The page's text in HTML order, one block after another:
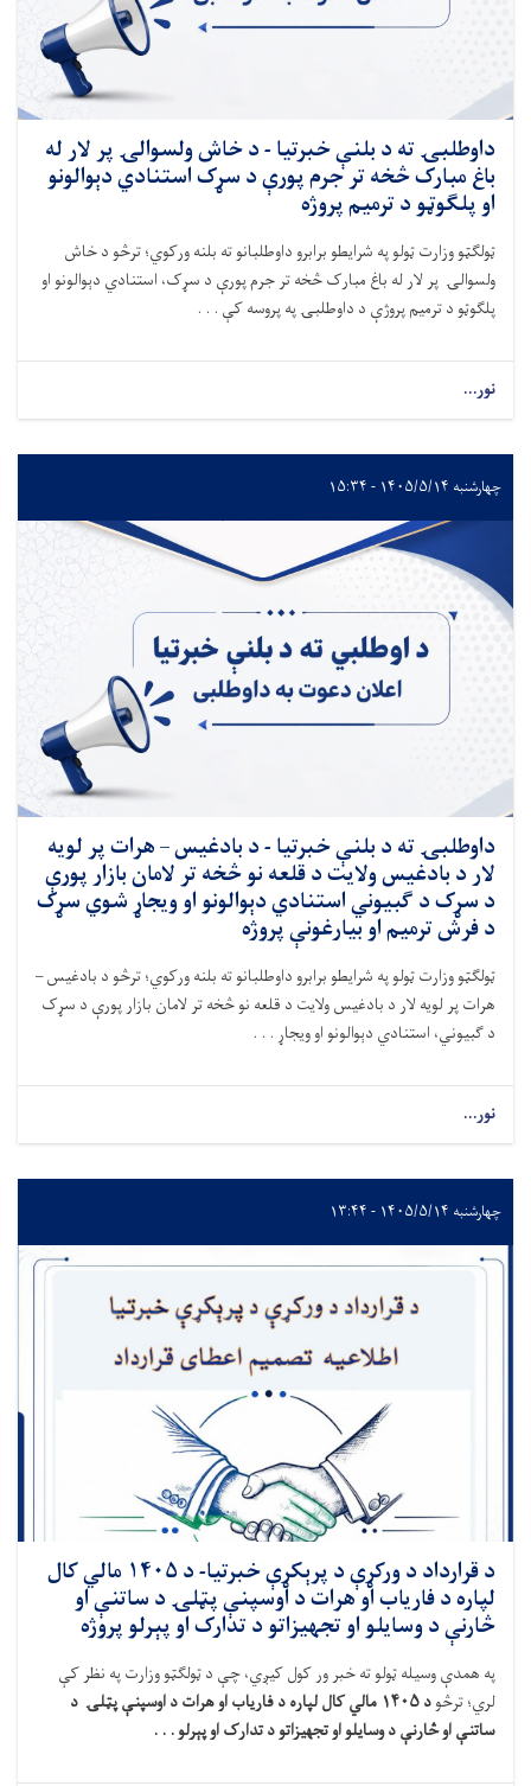
داوطلبۍ ته د بلنې خبرتیا - د خاش ولسوالۍ پر لار له
باغ مبارک څخه تر جرم پورې د سړک استنادي دېوالونو
او پلګوټو د ترمیم پروژه
ټولګټو وزارت ټولو په شرایطو برابرو داوطلبانو ته بلنه ورکوي؛ ترڅو د خاش
ولسوالۍ پر لار له باغ مبارک څخه تر جرم پورې د سړک، استنادي دېوالونو او
پلګوټو د ترمیم پروژې د داوطلبۍ په پروسه کې . . .
نور...
چهارشنبه ۱۴۰۵/۵/۱۴ - ۱۵:۳۴
داوطلبۍ ته د بلنې خبرتیا - د بادغیس – هرات پر لویه
لار د بادغیس ولایت د قلعه ‌نو څخه تر لامان بازار پورې
د سړک د ګبیوني استنادي دېوالونو او ویجاړ شوي سړک‌
د فرش ترمیم او بیارغونې پروژه
ټولګټو وزارت ټولو په شرایطو برابرو داوطلبانو ته بلنه ورکوي؛ ترڅود بادغیس –
هرات پر لویه لار د بادغیس ولایت د قلعه ‌نو څخه تر لامان بازار پورې د سړک
د ګبیوني، استنادي دېوالونو او ویجاړ . . .
نور...
چهارشنبه ۱۴۰۵/۵/۱۴ - ۱۳:۴۴
د قرارداد د ورکړې د پرېکړې خبرتیا- د ۱۴۰۵ مالي کال
لپاره د فاریاب او هرات د اوسپنې پټلۍ د ساتنې او
څارنې د وسایلو او تجهیزاتو د تدارک او پېرلو پروژه
په همدې وسیلهټولو ته خبر ور کول کیږي، چې د ټولګټو وزارت په نظر کې
لري؛ ترڅود۱۴۰۵ مالي کال لپاره د فاریاب او هرات د اوسپنې پټلۍ د
ساتنې اوڅارنېد وسایلو او تجهیزاتو د تدارک اوپېرلو . . .